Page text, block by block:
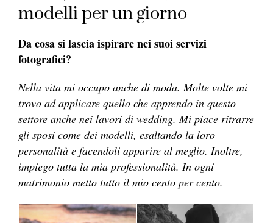
modelli per un giorno
Da cosa si lascia ispirare nei suoi servizi
fotografici?
Nella vita mi occupo anche di moda. Molte volte mi
trovo ad applicare quello che apprendo in questo
settore anche nei lavori di wedding. Mi piace ritrarre
gli sposi come dei modelli, esaltando la loro
personalità e facendoli apparire al meglio. Inoltre,
impiego tutta la mia professionalità. In ogni
matrimonio metto tutto il mio cento per cento.